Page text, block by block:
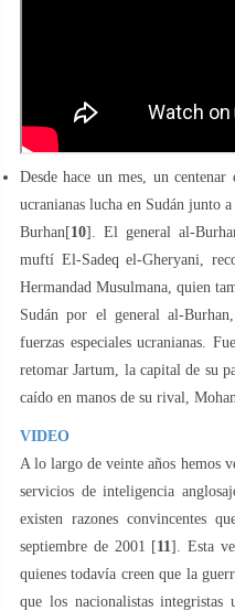
Desde hace un mes, un centenar
ucranianas lucha en Sudán junto
Burhan[10]. El general al-
muftí El-Sadeq el-Gheryani,
Hermandad Musulmana, quien
Sudán por el general al-
fuerzas especiales ucranianas.
retomar Jartum, la capital de su
caído en manos de su rival,
VIDEO
A lo largo de veinte años hemos
servicios de inteligencia
existen razones convincentes
septiembre de 2001 [11]. Esta
quienes todavía creen que la
que los nacionalistas